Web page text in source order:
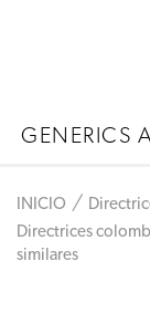
GENERICS
INICIO
Directrices
similares